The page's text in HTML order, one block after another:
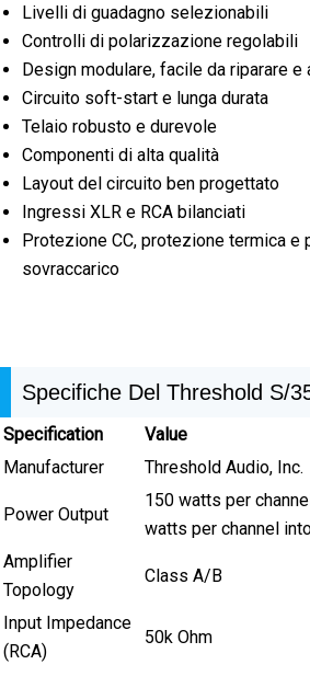
Livelli di guadagno selezionabili
Controlli di polarizzazione regolabili
Design modulare, facile da riparare e
Circuito soft-start e lunga durata
Telaio robusto e durevole
Componenti di alta qualità
Layout del circuito ben progettato
Ingressi XLR e RCA bilanciati
Protezione CC, protezione termica e
sovraccarico
Specifiche Del Threshold S/
Specification
Value
Manufacturer
Threshold Audio, Inc.
Power Output
150 watts per
watts per channel
Amplifier
Topology
Class A/B
Input Impedance
(RCA)
50k Ohm